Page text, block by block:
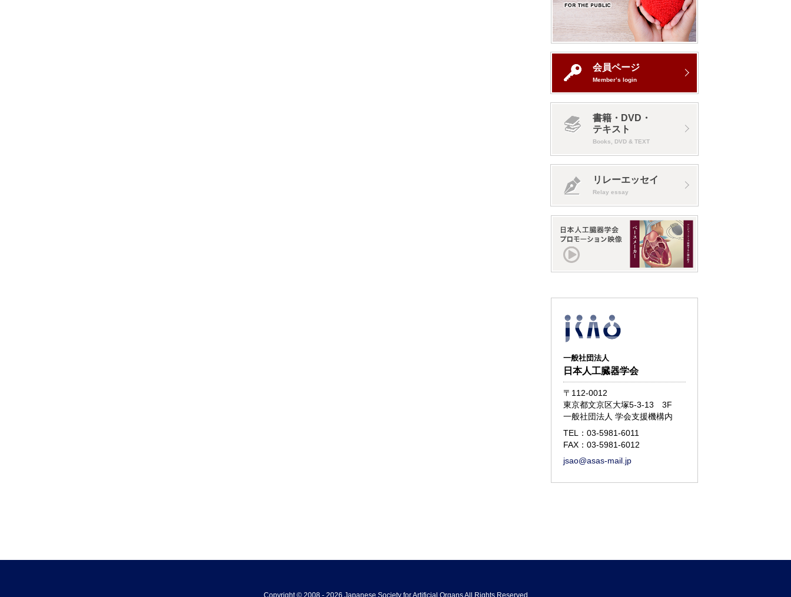
会員ページ
Member’s login
書籍・DVD・
テキスト
Books, DVD & TEXT
リレーエッセイ
Relay essay
一般社団法人
日本人工臓器学会
〒112-0012
東京都文京区大塚5-3-13 3F
一般社団法人 学会支援機構内
TEL： 03-5981-6011
FAX：03-5981-6012
jsao@asas-mail.jp
Copyright © 2008 - 2026 Japanese Society for Artificial Organs All Rights Reserved